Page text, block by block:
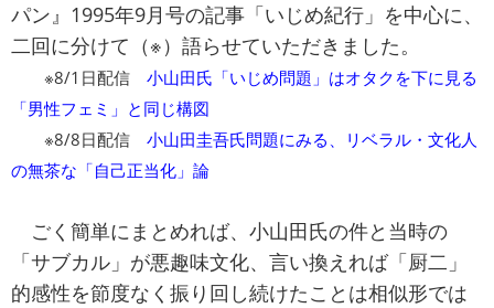
パン』1995年9月号の記事「いじめ紀行」を中心に、
二回に分けて（※）語らせていただきました。
※8/1日配信 小山田氏「いじめ問題」はオタクを下に見る
「男性フェミ」と同じ構図
※8/8日配信 小山田圭吾氏問題にみる、リベラル・文化人
の無茶な「自己正当化」論
ごく簡単にまとめれば、小山田氏の件と当時の
「サブカル」が悪趣味文化、言い換えれば「厨二」
的感性を節度なく振り回し続けたことは相似形では